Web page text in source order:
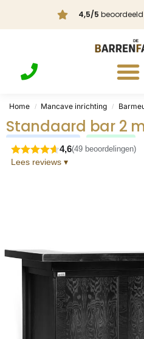
4,5/5
Home / Mancave inrichting /
Standaard bar 2
Handgemaakt NL Bestseller
4,6(49 beoordelingen)
Lees reviews ▾